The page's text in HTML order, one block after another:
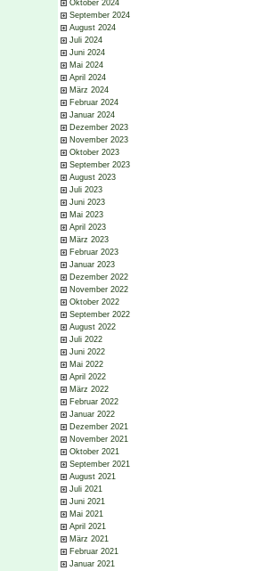
Oktober 2024
September 2024
August 2024
Juli 2024
Juni 2024
Mai 2024
April 2024
März 2024
Februar 2024
Januar 2024
Dezember 2023
November 2023
Oktober 2023
September 2023
August 2023
Juli 2023
Juni 2023
Mai 2023
April 2023
März 2023
Februar 2023
Januar 2023
Dezember 2022
November 2022
Oktober 2022
September 2022
August 2022
Juli 2022
Juni 2022
Mai 2022
April 2022
März 2022
Februar 2022
Januar 2022
Dezember 2021
November 2021
Oktober 2021
September 2021
August 2021
Juli 2021
Juni 2021
Mai 2021
April 2021
März 2021
Februar 2021
Januar 2021